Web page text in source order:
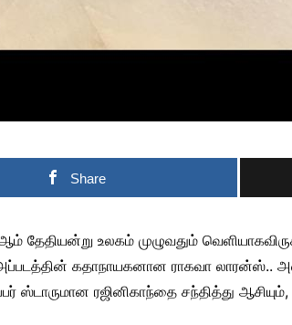
Share
தேதியன்று உலகம் முழுவதும்
கதாநாயகனான ராகவா லாரன்ஸ்..
ஸ்டாருமான ரஜினிகாந்தை சந்தித்து ஆசியும்,